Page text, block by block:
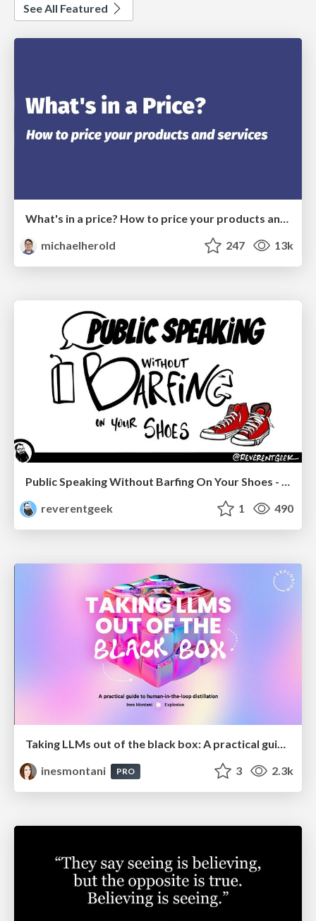
See All Featured
What's in a price? How to price your products and services
michaelherold
247 13k
Public Speaking Without Barfing On Your Shoes - THAT 2023
reverentgeek
1 490
Taking LLMs out of the black box: A practical guide to human-in-the-loop distillation
inesmontani
PRO 3 2.3k